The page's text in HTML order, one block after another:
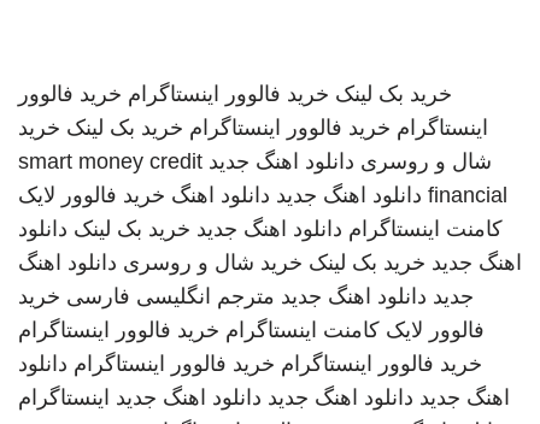
خرید بک لینک خرید فالوور اینستاگرام خرید فالوور
اینستاگرام خرید فالوور اینستاگرام خرید بک لینک خرید
شال و روسری دانلود اهنگ جدید smart money credit
financial دانلود اهنگ جدید دانلود اهنگ خرید فالوور لایک
کامنت اینستاگرام دانلود اهنگ جدید خرید بک لینک دانلود
اهنگ جدید خرید بک لینک خرید شال و روسری دانلود اهنگ
جدید دانلود اهنگ جدید مترجم انگلیسی فارسی خرید
فالوور لایک کامنت اینستاگرام خرید فالوور اینستاگرام
خرید فالوور اینستاگرام خرید فالوور اینستاگرام دانلود
اهنگ جدید دانلود اهنگ جدید دانلود اهنگ جدید اینستاگرام